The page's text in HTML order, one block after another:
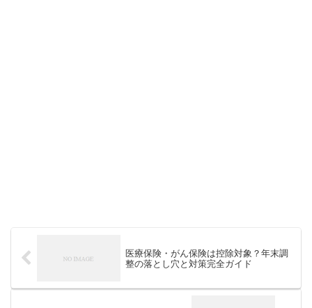
医療保険・がん保険は控除対象？年末調
整の落とし穴と対策完全ガイド